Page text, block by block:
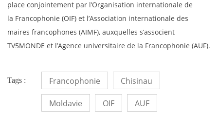
place conjointement par l’Organisation internationale de
la Francophonie (OIF) et l’Association internationale des
maires francophones (AIMF), auxquelles s’associent
TV5MONDE et l’Agence universitaire de la Francophonie (AUF).
Tags : Francophonie Chisinau
Moldavie OIF AUF